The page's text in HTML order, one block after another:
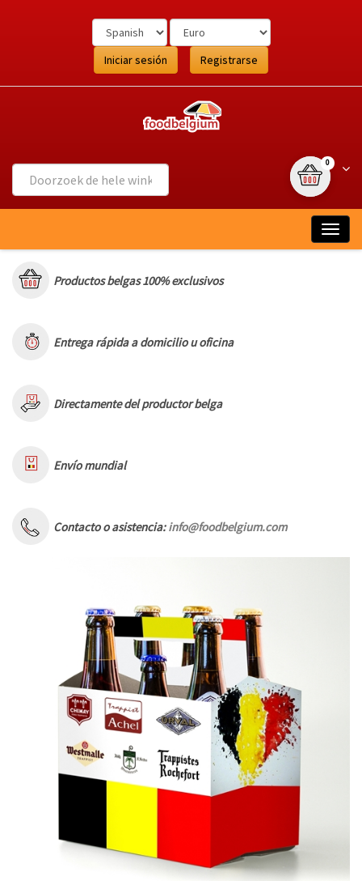
Iniciar sesión Registrarse
0{0}
Productos belgas 100% exclusivos
Entrega rápida a domicilio u oficina
Directamente del productor belga
Envío mundial
Contacto o asistencia:info@foodbelgium.com